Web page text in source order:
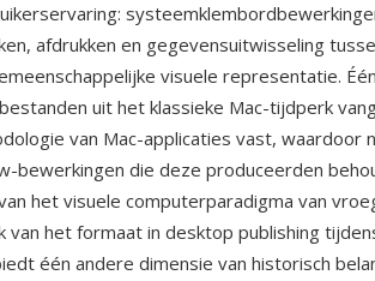
afdrukken en gegevensuitwisseling
visuele representatie.
uit het klassieke Mac-tijdperk
van Mac-applicaties vast, waardoor
bewerkingen die deze produceerden
het visuele computerparadigma van
het formaat in desktop publishing
één andere dimensie van historisch